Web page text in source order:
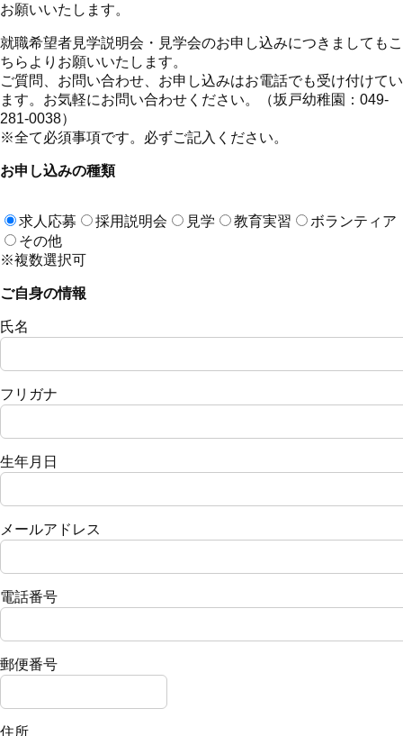
お願いいたします。
就職希望者見学説明会・見学会のお申し込みにつきましてもこ
ちらよりお願いいたします。
ご質問、お問い合わせ、お申し込みはお電話でも受け付けてい
ます。お気軽にお問い合わせください。（坂戸幼稚園：049-
281-0038）
※全て必須事項です。必ずご記入ください。
お申し込みの種類
求人応募 採用説明会 見学 教育実習
ボランティア
その他
※複数選択可
ご自身の情報
氏名
フリガナ
生年月日
メールアドレス
電話番号
郵便番号
住所